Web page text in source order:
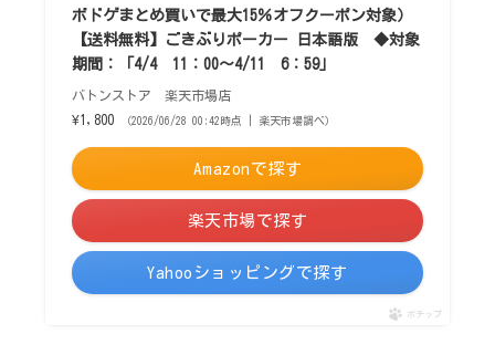
ボドゲまとめ買いで最大15％オフクーポン対象）
【送料無料】ごきぶりポーカー 日本語版 ◆対象
期間：「4/4 11：00〜4/11 6：59」
バトンストア 楽天市場店
¥1,800
（2026/06/28 00:42時点 | 楽天市場調べ）
Amazonで探す
楽天市場で探す
Yahooショッピングで探す
ポチップ